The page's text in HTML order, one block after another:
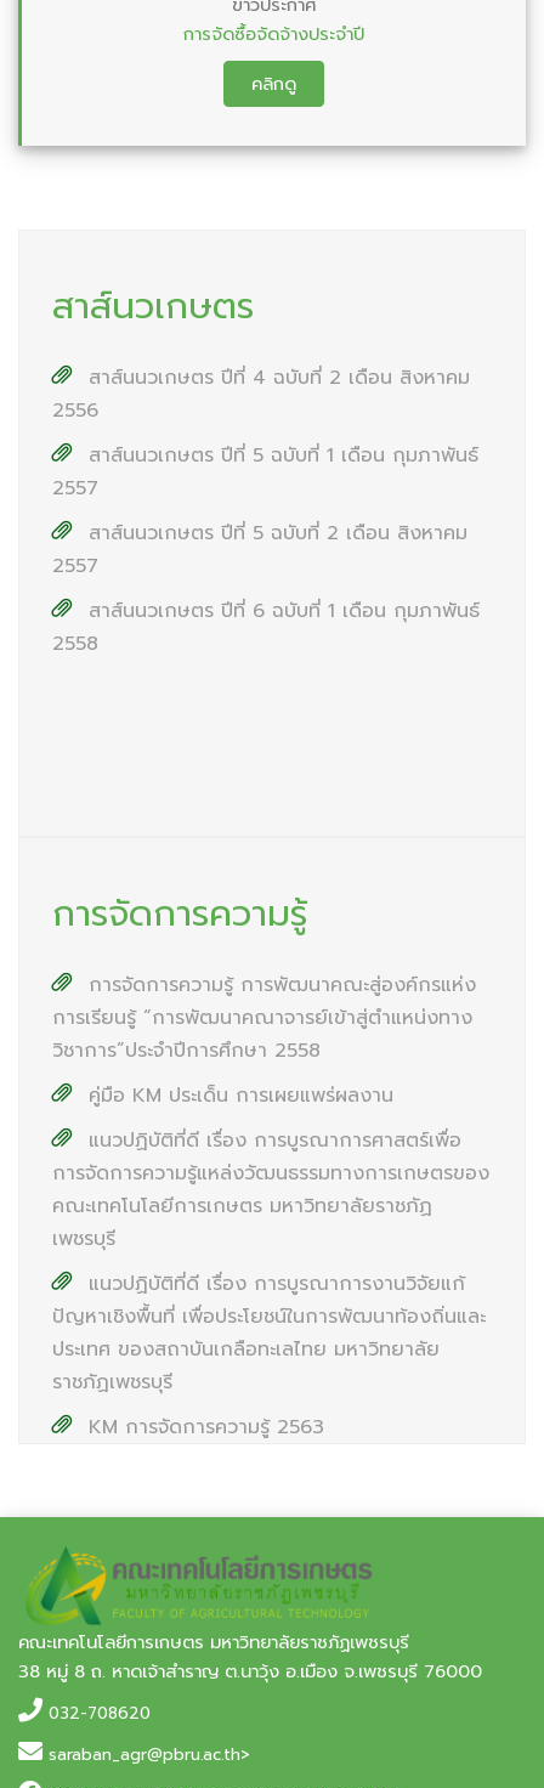
การจัดซื้อจัดจ้างประจำปี
คลิกดู
สาส์นวเกษตร
สาส์นนวเกษตร ปีที่ 4 ฉบับที่ 2 เดือน สิงหาคม
2556
สาส์นนวเกษตร ปีที่ 5 ฉบับที่ 1 เดือน กุมภาพันธ์
2557
สาส์นนวเกษตร ปีที่ 5 ฉบับที่ 2 เดือน สิงหาคม
2557
สาส์นนวเกษตร ปีที่ 6 ฉบับที่ 1 เดือน กุมภาพันธ์
2558
การจัดการความรู้
การจัดการความรู้ การพัฒนาคณะสู่องค์กรแห่ง
การเรียนรู้ “การพัฒนาคณาจารย์เข้าสู่ตำแหน่งทาง
วิชาการ”ประจำปีการศึกษา 2558
คู่มือ KM ประเด็น การเผยแพร่ผลงาน
แนวปฏิบัติที่ดี เรื่อง การบูรณาการศาสตร์เพื่อ
การจัดการความรู้แหล่งวัฒนธรรมทางการเกษตรของ
คณะเทคโนโลยีการเกษตร มหาวิทยาลัยราชภัฏ
เพชรบุรี
แนวปฏิบัติที่ดี เรื่อง การบูรณาการงานวิจัยแก้
ปัญหาเชิงพื้นที่ เพื่อประโยชน์ในการพัฒนาท้องถิ่นและ
ประเทศ ของสถาบันเกลือทะเลไทย มหาวิทยาลัย
ราชภัฏเพชรบุรี
KM การจัดการความรู้ 2563
คณะเทคโนโลยีการเกษตร มหาวิทยาลัยราชภัฏเพชรบุรี
38 หมู่ 8 ถ. หาดเจ้าสำราญ ต.นาวุ้ง อ.เมือง จ.เพชรบุรี 76000
032-708620
saraban_agr@pbru.ac.th>